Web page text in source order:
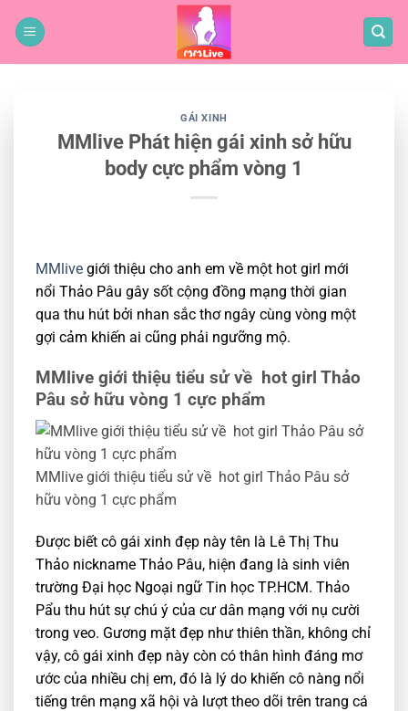
qua
GÁI XINH
MMlive Phát hiện gái xinh sở hữu
body cực phẩm vòng 1
MMlive giới thiệu cho anh em về một hot girl mới
nổi Thảo Pâu gây sốt cộng đồng mạng thời gian
qua thu hút bởi nhan sắc thơ ngây cùng vòng một
gợi cảm khiến ai cũng phải ngưỡng mộ.
MMlive giới thiệu tiểu sử về hot girl Thảo
Pâu sở hữu vòng 1 cực phẩm
MMlive giới thiệu tiểu sử về hot girl Thảo Pâu sở
hữu vòng 1 cực phẩm
Được biết cô gái xinh đẹp này tên là Lê Thị Thu
Thảo nickname Thảo Pâu, hiện đang là sinh viên
trường Đại học Ngoại ngữ Tin học TP.HCM. Thảo
Pẩu thu hút sự chú ý của cư dân mạng với nụ cười
trong veo. Gương mặt đẹp như thiên thần, không chỉ
vậy, cô gái xinh đẹp này còn có thân hình đáng mơ
ước của nhiều chị em, đó là lý do khiến cô nàng nổi
tiếng trên mạng xã hội và lượt theo dõi trên trang cá